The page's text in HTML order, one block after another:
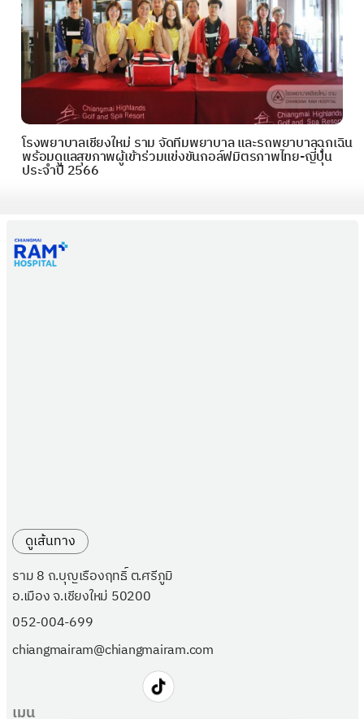
โรงพยาบาลเชียงใหม่ ราม จัดทีมพยาบาล และรถพยาบาลฉุกเฉิน
พร้อมดูแลสุขภาพผู้เข้าร่วมแข่งขันกอล์ฟมิตรภาพไทย-ญี่ปุ่น
ประจำปี 2566
เมนู
ดูเส้นทาง
ราม 8 ถ.บุญเรืองฤทธิ์ ต.ศรีภูมิ
อ.เมือง จ.เชียงใหม่ 50200
052-004-699
chiangmairam@chiangmairam.com